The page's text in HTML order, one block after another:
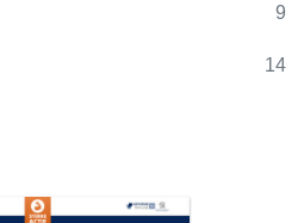
9
14